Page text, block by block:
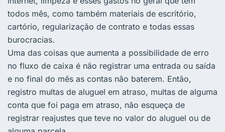
todos mês, como também materiais de escritório,
cartório, regularização de contrato e todas essas
burocracias.
Uma das coisas que aumenta a possibilidade de erro
no fluxo de caixa é não registrar uma entrada ou saída
e no final do mês as contas não baterem. Então,
registro multas de aluguel em atraso, multas de alguma
conta que foi paga em atraso, não esqueça de
registrar reajustes que teve no valor do aluguel ou de